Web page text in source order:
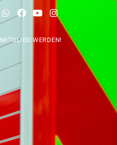
MITGLIED WERDEN!